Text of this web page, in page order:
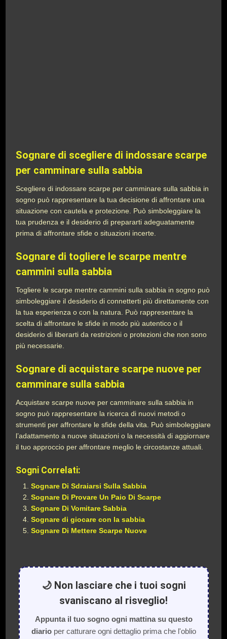
Sognare di scegliere di indossare scarpe
per camminare sulla sabbia
Scegliere di indossare scarpe per camminare sulla sabbia in
sogno può rappresentare la tua decisione di affrontare una
situazione con cautela e protezione. Può simboleggiare la
tua prudenza e il desiderio di prepararti adeguatamente
prima di affrontare sfide o situazioni incerte.
Sognare di togliere le scarpe mentre
cammini sulla sabbia
Togliere le scarpe mentre cammini sulla sabbia in sogno può
simboleggiare il desiderio di connetterti più direttamente con
la tua esperienza o con la natura. Può rappresentare la
scelta di affrontare le sfide in modo più autentico o il
desiderio di liberarti da restrizioni o protezioni che non sono
più necessarie.
Sognare di acquistare scarpe nuove per
camminare sulla sabbia
Acquistare scarpe nuove per camminare sulla sabbia in
sogno può rappresentare la ricerca di nuovi metodi o
strumenti per affrontare le sfide della vita. Può simboleggiare
l’adattamento a nuove situazioni o la necessità di aggiornare
il tuo approccio per affrontare meglio le circostanze attuali.
Sogni Correlati:
Sognare Di Sdraiarsi Sulla Sabbia
Sognare Di Provare Un Paio Di Scarpe
Sognare Di Vomitare Sabbia
Sognare di giocare con la sabbia
Sognare Di Mettere Scarpe Nuove
🌙 Non lasciare che i tuoi sogni
svaniscano al risveglio!
Appunta il tuo sogno ogni mattina su questo
diarioper catturare ogni dettaglio prima che l'oblio